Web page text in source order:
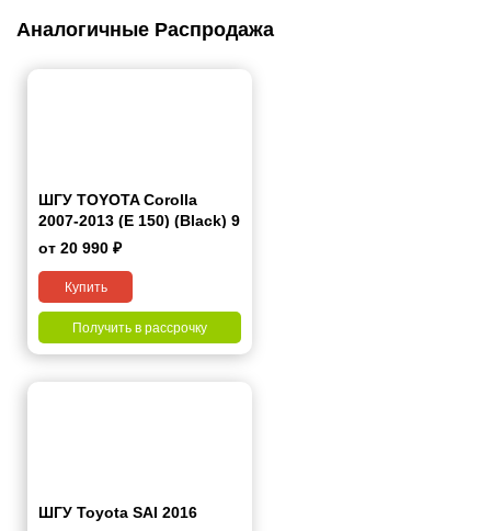
Аналогичные Распродажа
ШГУ TOYOTA Corolla
2007-2013 (E 150) (Black) 9
дюймов
от 20 990 ₽
Купить
Получить в рассрочку
ШГУ Toyota SAI 2016